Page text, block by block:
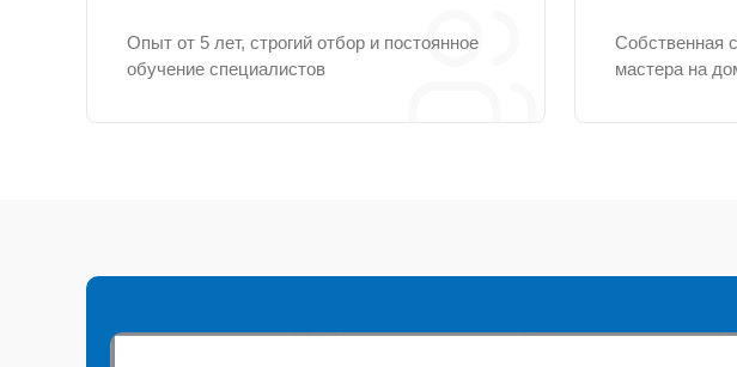
Опыт от 5 лет, строгий отбор и постоянное
обучение специалистов
Собственная
мастера на